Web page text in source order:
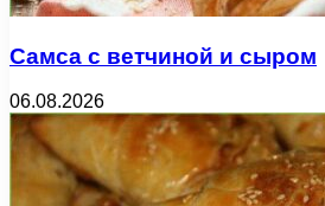
Самса с ветчиной и сыром
06.08.2026